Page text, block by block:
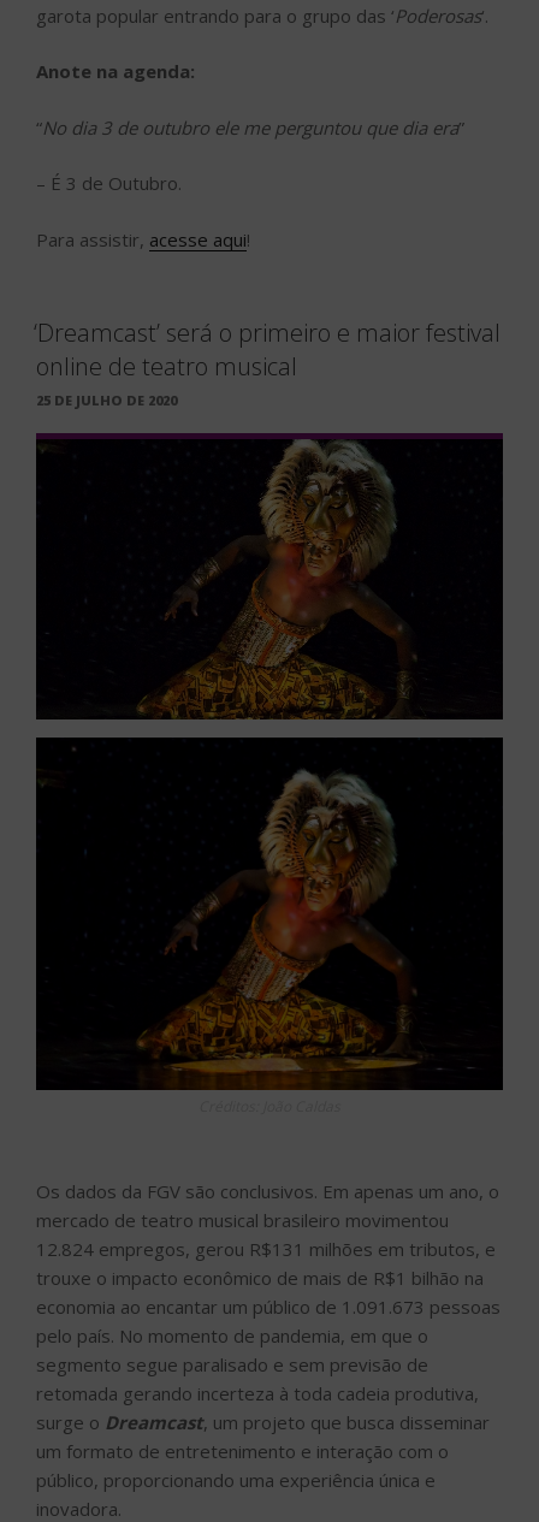
garota popular entrando para o grupo das ‘Poderosas‘.
Anote na agenda:
“No dia 3 de outubro ele me perguntou que dia era”
– É 3 de Outubro.
Para assistir, acesse aqui!
‘Dreamcast’ será o primeiro e maior festival
online de teatro musical
PUBLICADO
25 DE JULHO DE 2020
Os dados da FGV são conclusivos. Em apenas um ano, o
mercado de teatro musical brasileiro movimentou
12.824 empregos, gerou R$131 milhões em tributos, e
trouxe o impacto econômico de mais de R$1 bilhão na
economia ao encantar um público de 1.091.673 pessoas
pelo país. No momento de pandemia, em que o
segmento segue paralisado e sem previsão de
retomada gerando incerteza à toda cadeia produtiva,
surge o Dreamcast, um projeto que busca disseminar
um formato de entretenimento e interação com o
público, proporcionando uma experiência única e
inovadora.